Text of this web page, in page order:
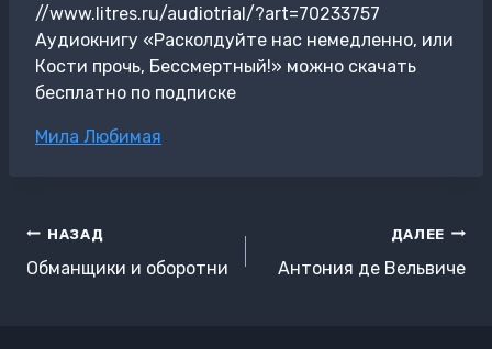
//www.litres.ru/audiotrial/?art=70233757
Аудиокнигу «Расколдуйте нас немедленно, или
Кости прочь, Бессмертный!» можно скачать
бесплатно по подписке
Метки
Мила Любимая
Навигация
по
НАЗАД
Обманщики и оборотни
ДАЛЕЕ
Антония де Вельвиче